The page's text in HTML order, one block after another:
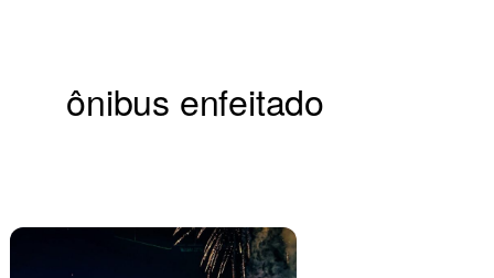
ônibus enfeitado